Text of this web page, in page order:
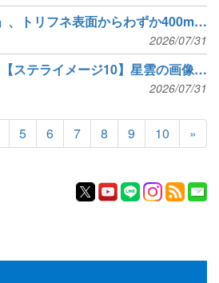
「はやぶさ2」、トリフネ表面からわずか400mをかすめた
2026/07/31
公式ブログ：【ステライメージ10】星雲の画像処理 – M42（オリオン座大星雲）
2026/07/31
5 6 7 8 9 10 »